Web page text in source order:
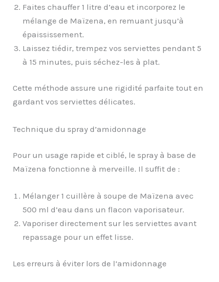
Faites chauffer 1 litre d’eau et incorporez le
mélange de Maïzena, en remuant jusqu’à
épaississement.
Laissez tiédir, trempez vos serviettes pendant 5
à 15 minutes, puis séchez-les à plat.
Cette méthode assure une rigidité parfaite tout en
gardant vos serviettes délicates.
Technique du spray d’amidonnage
Pour un usage rapide et ciblé, le spray à base de
Maïzena fonctionne à merveille. Il suffit de :
Mélanger 1 cuillère à soupe de Maïzena avec
500 ml d’eau dans un flacon vaporisateur.
Vaporiser directement sur les serviettes avant
repassage pour un effet lisse.
Les erreurs à éviter lors de l’amidonnage